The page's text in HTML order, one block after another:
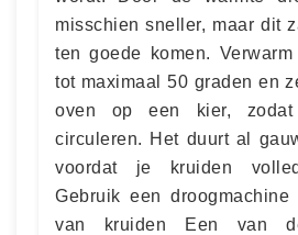
misschien sneller, maar dit
ten goede komen.
tot maximaal 50 graden en
oven op een kier,
circuleren. Het duurt al
voordat je kruiden
Gebruik een
van kruiden Een van